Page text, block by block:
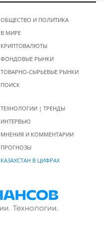
ОБЩЕСТВО И ПОЛИТИКА
В МИРЕ
КРИПТОВАЛЮТЫ
ФОНДОВЫЕ РЫНКИ
ТОВАРНО-СЫРЬЕВЫЕ РЫНКИ
ПОИСК
ТЕХНОЛОГИИ | ТРЕНДЫ
ИНТЕРВЬЮ
МНЕНИЯ И КОММЕНТАРИИ
ПРОГНОЗЫ
КАЗАХСТАН В ЦИФРАХ